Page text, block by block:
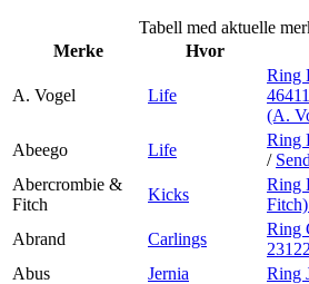
Praktisk informasjon
Ledige stillinger
Magasin
Gavekort
Tabell med aktuelle
Merke
Hvor
A. Vogel Life
Ring
(A.
Abeego
Life
Ring
/
Abercrombie &
Fitch
Kicks
Ring
Abrand
Carlings
Ring
Abus
Jernia Ring